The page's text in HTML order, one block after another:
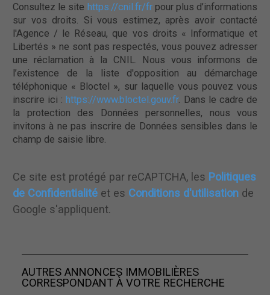
Consultez le site https://cnil.fr/frpour plus d’informations
sur vos droits. Si vous estimez, après avoir contacté
l'Agence / le Réseau, que vos droits « Informatique et
Libertés » ne sont pas respectés, vous pouvez adresser
une réclamation à la CNIL. Nous vous informons de
l’existence de la liste d'opposition au démarchage
téléphonique « Bloctel », sur laquelle vous pouvez vous
inscrire ici :https://www.bloctel.gouv.fr. Dans le cadre de
la protection des Données personnelles, nous vous
invitons à ne pas inscrire de Données sensibles dans le
champ de saisie libre.
Ce site est protégé par reCAPTCHA, les Politiques
de Confidentialité et es Conditions d'utilisation de
Google s'appliquent.
AUTRES ANNONCES IMMOBILIÈRES
CORRESPONDANT À VOTRE RECHERCHE